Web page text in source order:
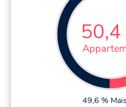
50,4
49,6 %